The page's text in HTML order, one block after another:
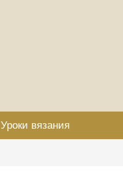
Уроки вязания